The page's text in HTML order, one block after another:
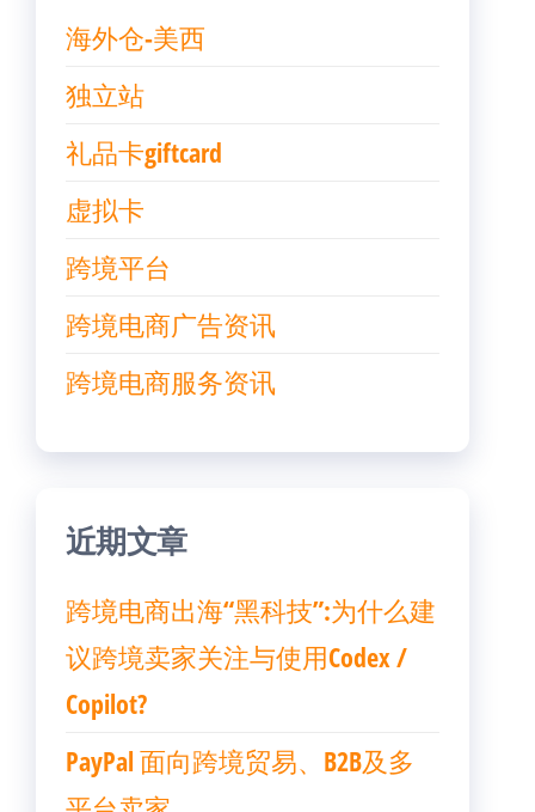
海外仓-美西
独立站
礼品卡giftcard
虚拟卡
跨境平台
跨境电商广告资讯
跨境电商服务资讯
近期文章
跨境电商出海“黑科技”:为什么建
议跨境卖家关注与使用Codex /
Copilot?
PayPal 面向跨境贸易、B2B及多